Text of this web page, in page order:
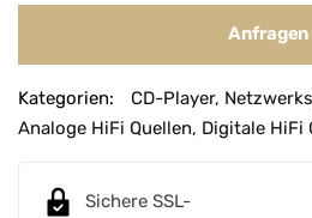
Anfragen
l
t
Kategorien: CD-Player,
Analoge HiFi Quellen, Digitale HiFi
Sichere SSL-